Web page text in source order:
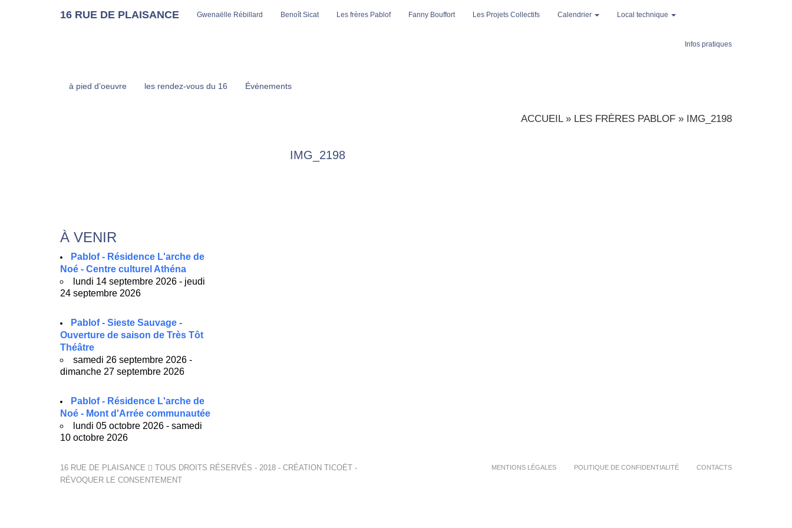
16 RUE DE PLAISANCE Gwenaëlle Rébillard Benoît Sicat Les frères Pablof Fanny Bouffort Les Projets Collectifs Calendrier Local technique
Infos pratiques
à pied d’oeuvre les rendez-vous du 16 Événements
ACCUEIL» LES FRÈRES PABLOF » IMG_2198
IMG_2198
À VENIR
Pablof - Résidence L'arche de
Noé - Centre culturel Athéna
lundi 14 septembre 2026 - jeudi
24 septembre 2026
Pablof - Sieste Sauvage -
Ouverture de saison de Très Tôt
Théâtre
samedi 26 septembre 2026 -
dimanche 27 septembre 2026
Pablof - Résidence L'arche de
Noé - Mont d'Arrée communautée
lundi 05 octobre 2026 - samedi
10 octobre 2026
16 RUE DE PLAISANCE TOUS DROITS RÉSERVÉS - 2018 - CRÉATION TICOËT -
RÉVOQUER LE CONSENTEMENT
MENTIONS LÉGALES POLITIQUE DE CONFIDENTIALITÉ CONTACTS